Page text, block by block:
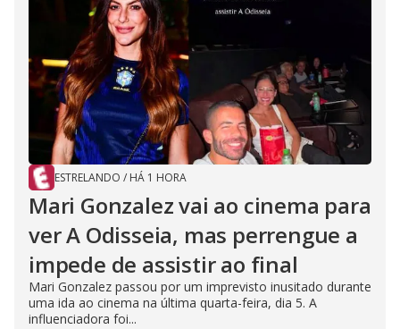
ESTRELANDO / HÁ 1 HORA
Mari Gonzalez vai ao cinema para
ver A Odisseia, mas perrengue a
impede de assistir ao final
Mari Gonzalez passou por um imprevisto inusitado durante
uma ida ao cinema na última quarta-feira, dia 5. A
influenciadora foi...